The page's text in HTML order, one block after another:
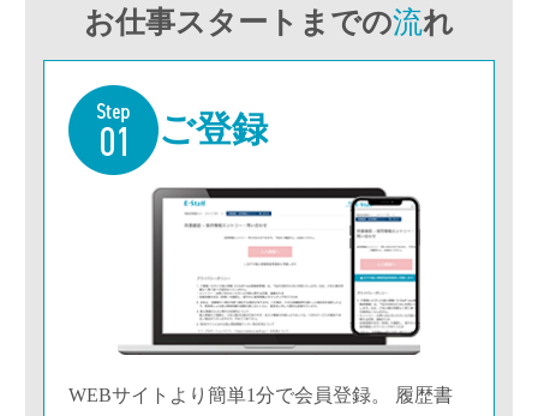
お仕事スタートまでの流れ
ご登録
WEBサイトより簡単1分で会員登録。 履歴書